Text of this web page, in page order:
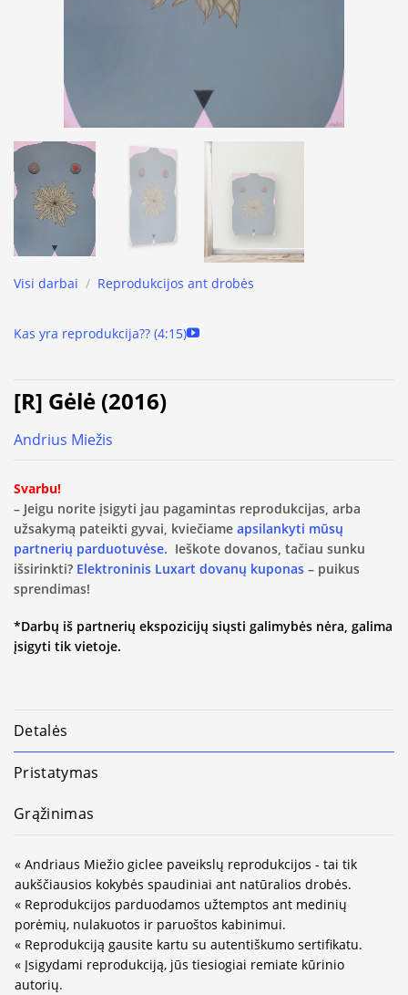
Visi darbai / Reprodukcijos ant drobės
Kas yra reprodukcija?? (4:15)
[R] Gėlė (2016)
Andrius Miežis
Svarbu!
– Jeigu norite įsigyti jau pagamintas reprodukcijas, arba
užsakymą pateikti gyvai, kviečiame apsilankyti mūsų
partnerių parduotuvėse. Ieškote dovanos, tačiau sunku
išsirinkti? Elektroninis Luxart dovanų kuponas – puikus
sprendimas!
*Darbų iš partnerių ekspozicijų siųsti galimybės nėra, galima
įsigyti tik vietoje.
Detalės
Pristatymas
Grąžinimas
« Andriaus Miežio giclee paveikslų reprodukcijos - tai tik
aukščiausios kokybės spaudiniai ant natūralios drobės.
« Reprodukcijos parduodamos užtemptos ant medinių
porėmių, nulakuotos ir paruoštos kabinimui.
« Reprodukciją gausite kartu su autentiškumo sertifikatu.
« Įsigydami reprodukciją, jūs tiesiogiai remiate kūrinio
autorių.